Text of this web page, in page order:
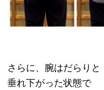
さらに、腕はだらりと
垂れ下がった状態で